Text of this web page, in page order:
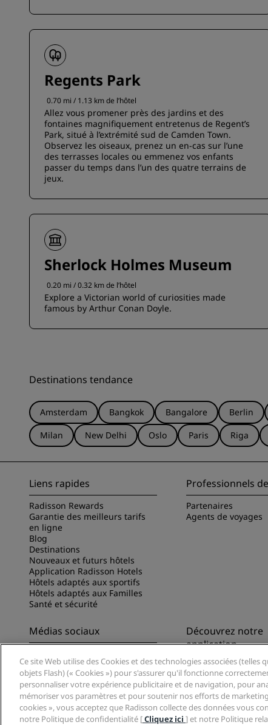
Regents Park
0.70 mi / 1.13 km de l’hôtel
Allez vous promener près des jardins et des
fontaines magnifiquement entretenus de Regent’s
Park, situé à l’extrémité sud de Camden Town.
Observez les oiseaux, prenez un en-cas sur l’une
des terrasses locales ou emmenez vos enfants
passer du temps dans l’un des quatre terrains de
jeux.
Sherlock Holmes Museum
0.20 mi / 0.32 km de l’hôtel
Explore a Victorian world of curiosities made
famous by Arthur Conan Doyle.
Destinations tendance
Amsterdam Bangkok Bangalore Berlin
Milan
New Delhi Oslo Paris Riga
Liens rapides
Radisson Rewards
Garantie des meilleurs tarifs
en ligne
Blog
Destinations
Nouveaux et futurs hôtels
Application Radisson Hotels
Hôtels adaptés aux sportifs
Hôtels adaptés aux Familles
Santé et sécurité
Professionnels
Partenaires
Agents de voyages
Médias sociaux
Découvrez notre
application
Découvrez l’appli
Ce site Web utilise des Cookies et des technologies associées (telles
objets Flash) (« Cookies ») pour s'assurer qu'il fonctionne
personnaliser votre expérience publicitaire et de navigation, pour
mémoriser vos paramètres et pour soutenir nos efforts de
cookies », vous acceptez que Radisson collecte des données vous
notre Politique de confidentialité [Cliquez ici ] et notre Politique